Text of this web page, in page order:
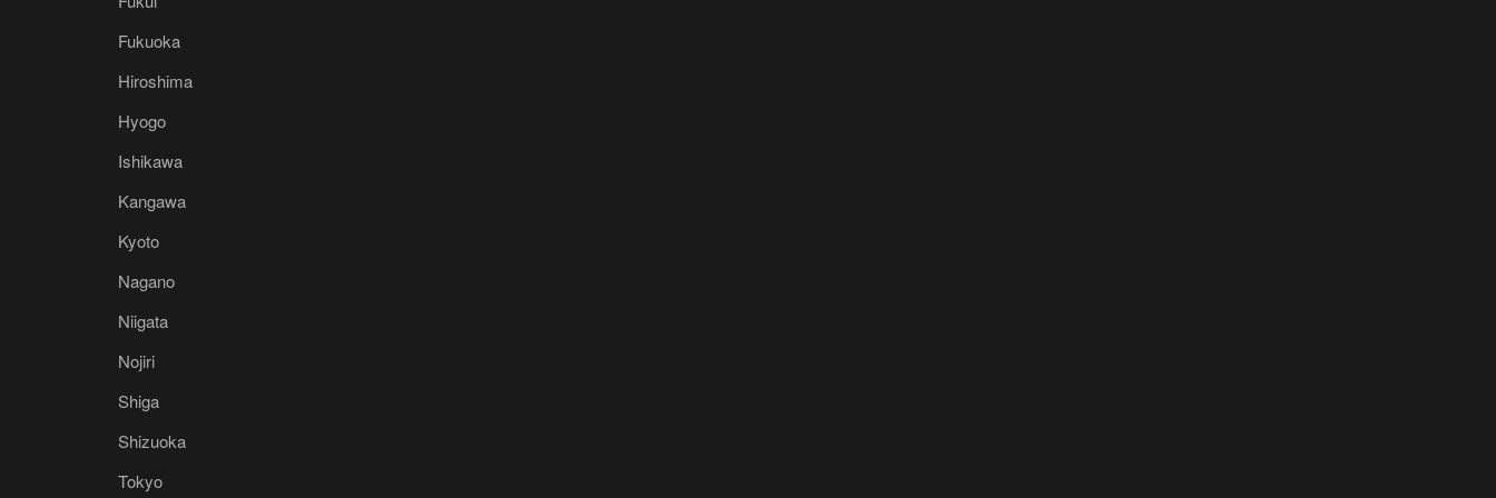
Fukuoka
Hiroshima
Hyogo
Ishikawa
Kangawa
Kyoto
Nagano
Niigata
Nojiri
Shiga
Shizuoka
Tokyo